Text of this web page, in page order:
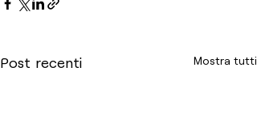
Post recenti Mostra tutti